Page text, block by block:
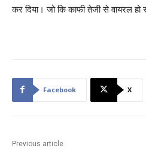
कर दिया। जो कि काफी तेजी से वायरल हो
Facebook X
Previous article